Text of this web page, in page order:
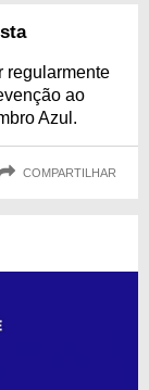
regularmente
ao
Azul.
COMPARTILHAR